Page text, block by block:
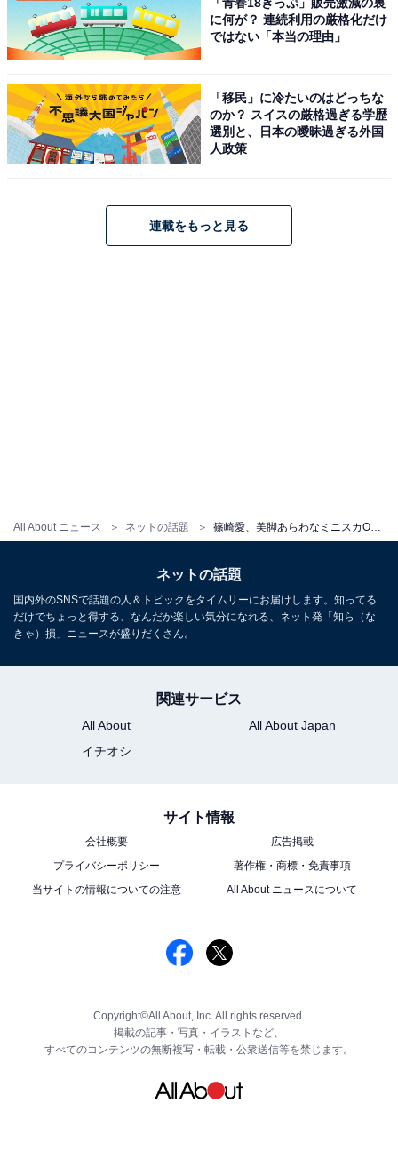
All About ニュース ネットの話題
に何が？ 連続利用の厳格化だけ
ではない「本当の理由」
「移民」に冷たいのはどっちな
のか？ スイスの厳格過ぎる学歴
選別と、日本の曖昧過ぎる外国
人政策
連載をもっと見る
ネットの話題
国内外のSNSで話題の人＆トピックをタイムリーにお届けします。知ってる
だけでちょっと得する、なんだか楽しい気分になれる、ネット発「知ら（な
きゃ）損」ニュースが盛りだくさん。
関連サービス
All About
All About Japan
イチオシ
サイト情報
会社概要
広告掲載
プライバシーポリシー
著作権・商標・免責事項
当サイトの情報についての注意
All About ニュースについて
Copyright©All About, Inc. All rights reserved.
掲載の記事・写真・イラストなど、
すべてのコンテンツの無断複写・転載・公衆送信等を禁じます。